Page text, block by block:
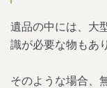
遺品の中には、大
識が必要な物もあ
そのような場合、